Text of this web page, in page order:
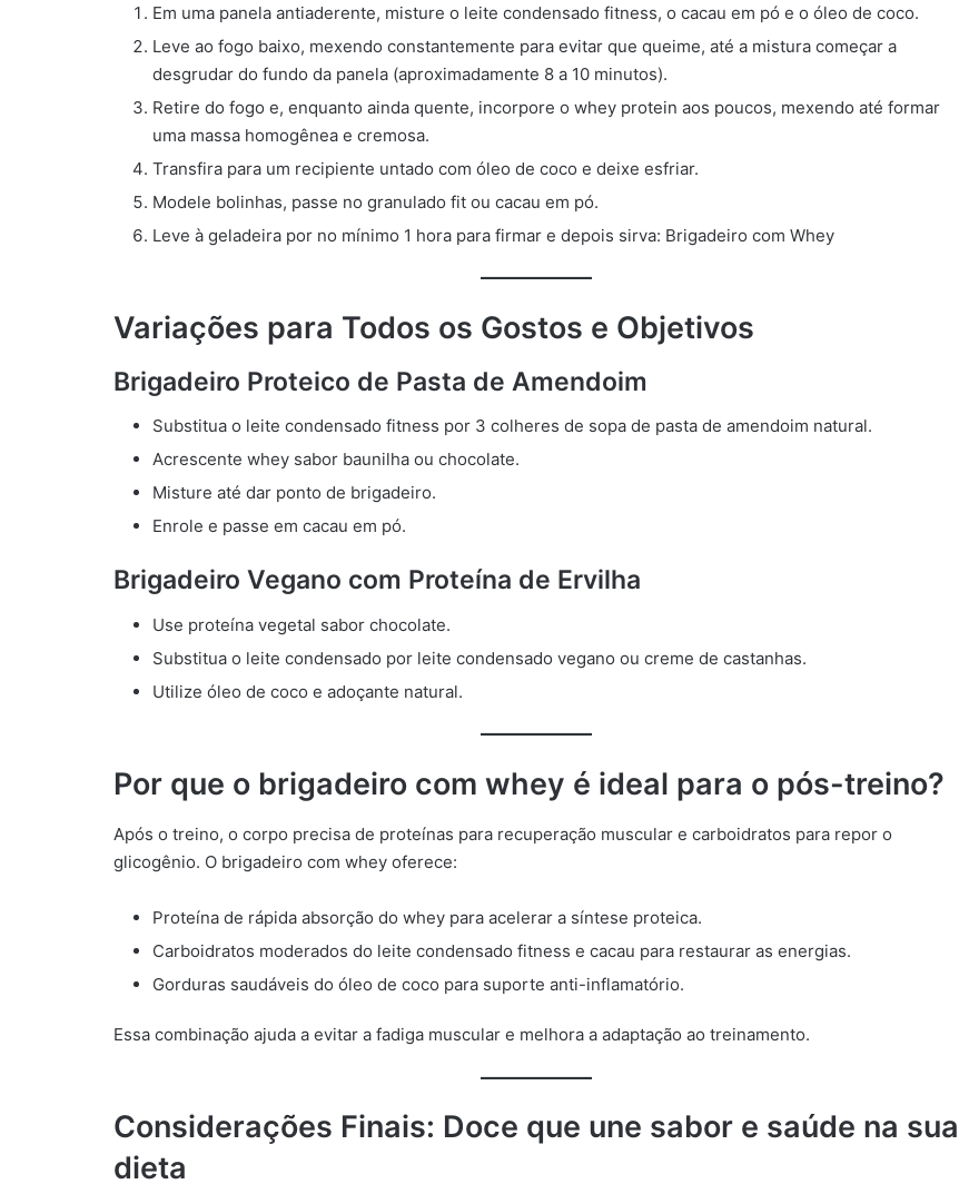
Em uma panela antiaderente, misture o leite condensado fitness, o cacau em pó e o óleo de coco.
Leve ao fogo baixo, mexendo constantemente para evitar que queime, até a mistura começar a
desgrudar do fundo da panela (aproximadamente 8 a 10 minutos).
Retire do fogo e, enquanto ainda quente, incorpore o whey protein aos poucos, mexendo até formar
uma massa homogênea e cremosa.
Transfira para um recipiente untado com óleo de coco e deixe esfriar.
Modele bolinhas, passe no granulado fit ou cacau em pó.
Leve à geladeira por no mínimo 1 hora para firmar e depois sirva: Brigadeiro com Whey
Variações para Todos os Gostos e Objetivos
Brigadeiro Proteico de Pasta de Amendoim
Substitua o leite condensado fitness por 3 colheres de sopa de pasta de amendoim natural.
Acrescente whey sabor baunilha ou chocolate.
Misture até dar ponto de brigadeiro.
Enrole e passe em cacau em pó.
Brigadeiro Vegano com Proteína de Ervilha
Use proteína vegetal sabor chocolate.
Substitua o leite condensado por leite condensado vegano ou creme de castanhas.
Utilize óleo de coco e adoçante natural.
Por que o brigadeiro com whey é ideal para o pós-treino?
Após o treino, o corpo precisa de proteínas para recuperação muscular e carboidratos para repor o
glicogênio. O brigadeiro com whey oferece:
Proteína de rápida absorção do whey para acelerar a síntese proteica.
Carboidratos moderados do leite condensado fitness e cacau para restaurar as energias.
Gorduras saudáveis do óleo de coco para suporte anti-inflamatório.
Essa combinação ajuda a evitar a fadiga muscular e melhora a adaptação ao treinamento.
Considerações Finais: Doce que une sabor e saúde na sua
dieta